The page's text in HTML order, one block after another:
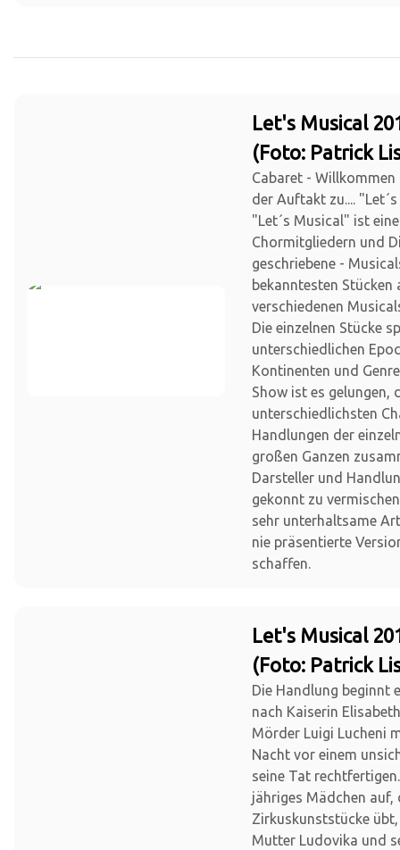
Let's Musical
(Foto: Patrick
Cabaret - Willkommen
der Auftakt zu....
"Let´s Musical" ist
Chormitgliedern und
geschriebene -
bekanntesten Stücken
verschiedenen
Die einzelnen Stücke
unterschiedlichen
Kontinenten und
Show ist es gelungen,
unterschiedlichsten
Handlungen der
großen Ganzen
Darsteller und
gekonnt zu
sehr unterhaltsame
nie präsentierte
schaffen.
Let's Musical
(Foto: Patrick
Die Handlung beginnt
nach Kaiserin
Mörder Luigi Lucheni
Nacht vor einem
seine Tat
jähriges Mädchen auf,
Zirkuskunststücke
Mutter Ludovika und